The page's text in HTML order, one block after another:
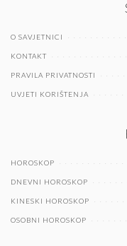
O SAVJETNICI
KONTAKT
PRAVILA PRIVATNOSTI
UVJETI KORIŠTENJA
HOROSKOP
DNEVNI HOROSKOP
KINESKI HOROSKOP
OSOBNI HOROSKOP